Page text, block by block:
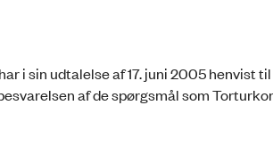
i sin udtalelse af 17. juni 2005
af de spørgsmål som